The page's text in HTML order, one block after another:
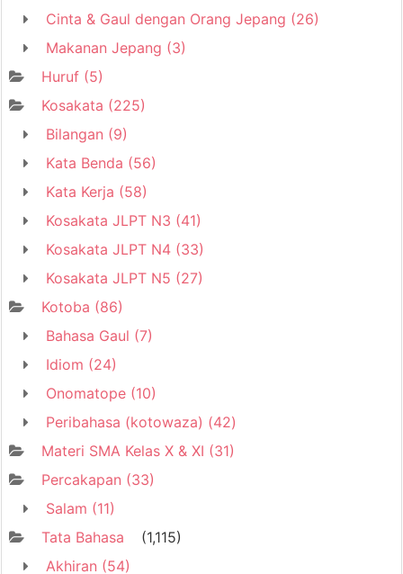
Cinta & Gaul dengan Orang Jepang (26)
Makanan Jepang (3)
Huruf (5)
Kosakata (225)
Bilangan (9)
Kata Benda (56)
Kata Kerja (58)
Kosakata JLPT N3 (41)
Kosakata JLPT N4 (33)
Kosakata JLPT N5 (27)
Kotoba (86)
Bahasa Gaul (7)
Idiom (24)
Onomatope (10)
Peribahasa (kotowaza) (42)
Materi SMA Kelas X & XI (31)
Percakapan (33)
Salam (11)
Tata Bahasa
(1,115)
Akhiran (54)